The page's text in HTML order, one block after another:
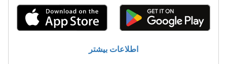
اطلاعات بیشتر